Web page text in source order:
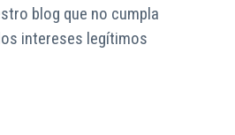
blog que no cumpla
intereses legítimos